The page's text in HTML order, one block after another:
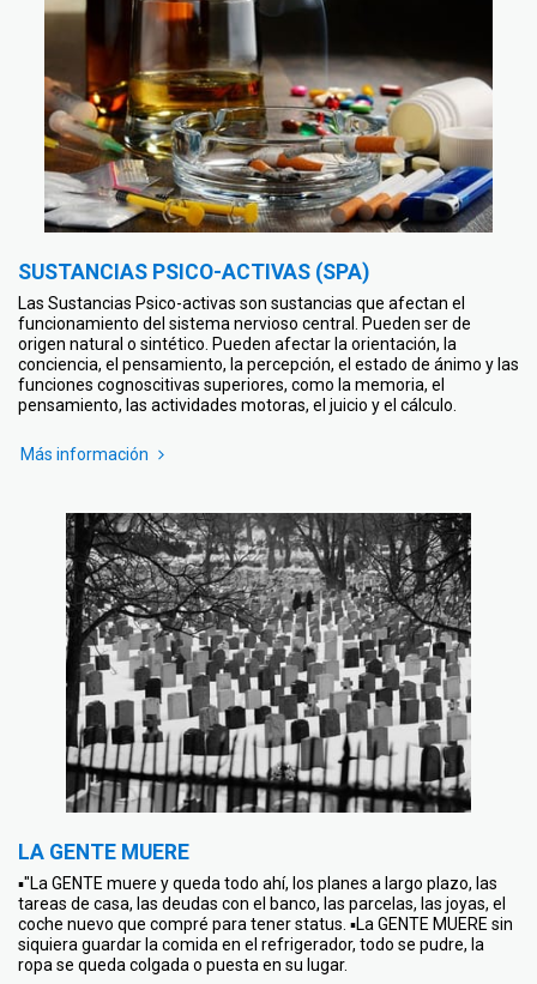
SUSTANCIAS PSICO-ACTIVAS (SPA)
Las Sustancias Psico-activas son sustancias que afectan el
funcionamiento del sistema nervioso central. Pueden ser de
origen natural o sintético. Pueden afectar la orientación, la
conciencia, el pensamiento, la percepción, el estado de ánimo y las
funciones cognoscitivas superiores, como la memoria, el
pensamiento, las actividades motoras, el juicio y el cálculo.
Más información
LA GENTE MUERE
▪"La GENTE muere y queda todo ahí, los planes a largo plazo, las
tareas de casa, las deudas con el banco, las parcelas, las joyas, el
coche nuevo que compré para tener status. ▪La GENTE MUERE sin
siquiera guardar la comida en el refrigerador, todo se pudre, la
ropa se queda colgada o puesta en su lugar.